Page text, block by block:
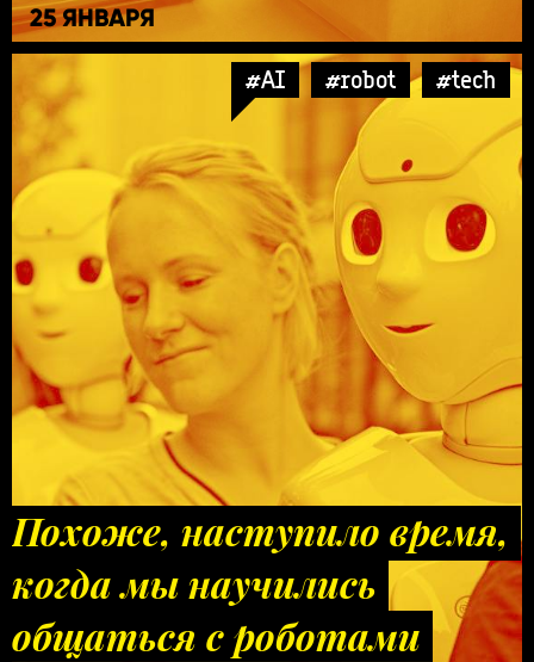
25 ЯНВАРЯ
#AI #robot #tech
Похоже, наступило время,
когда мы научились
общаться с роботами